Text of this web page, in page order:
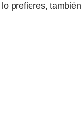
prefieres,